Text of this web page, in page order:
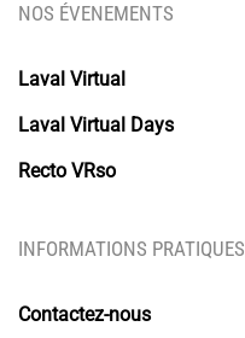
NOS ÉVENEMENTS
Laval Virtual
Laval Virtual Days
Recto VRso
INFORMATIONS PRATIQUES
Contactez-nous